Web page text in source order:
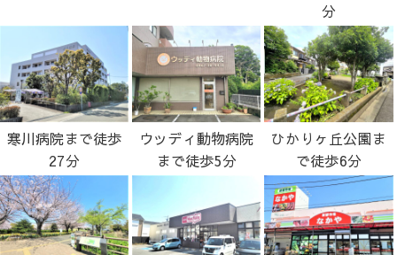
分
寒川病院まで徒歩
27分
ウッディ動物病院
まで徒歩5分
ひかりヶ丘公園ま
で徒歩6分